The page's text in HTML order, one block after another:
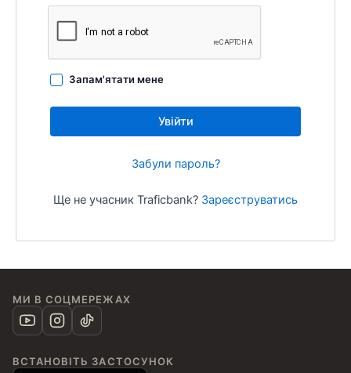
Запам'ятати мене
Увійти
Забули пароль?
Ще не учасник Traficbank? Зареєструватись
МИ В СОЦМЕРЕЖАХ
ВСТАНОВІТЬ ЗАСТОСУНОК